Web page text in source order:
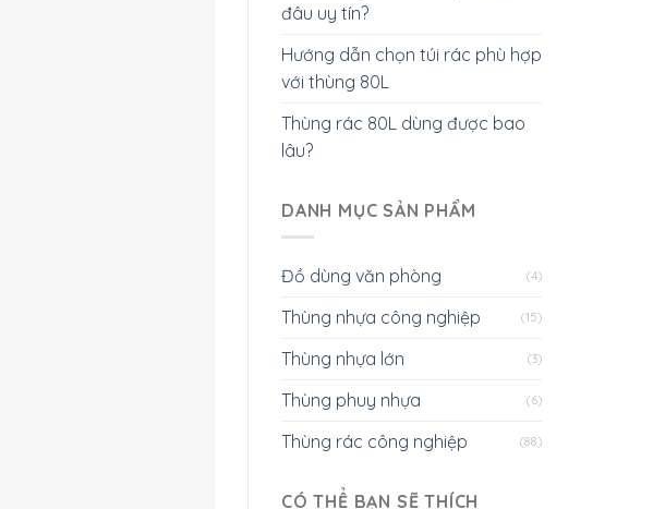
đâu uy tín?
Hướng dẫn chọn túi rác phù hợp
với thùng 80L
Thùng rác 80L dùng được bao
lâu?
DANH MỤC SẢN PHẨM
Đồ dùng văn phòng (4)
Thùng nhựa công nghiệp (15)
Thùng nhựa lớn (3)
Thùng phuy nhựa (6)
Thùng rác công nghiệp (88)
CÓ THỂ BẠN SẼ THÍCH